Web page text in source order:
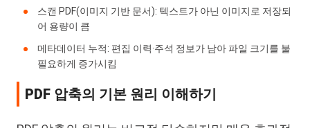
스캔 PDF(이미지 기반 문서): 텍스트가 아닌 이미지로 저장되
어 용량이 큼
메타데이터 누적: 편집 이력·주석 정보가 남아 파일 크기를 불
필요하게 증가시킴
PDF 압축의 기본 원리 이해하기